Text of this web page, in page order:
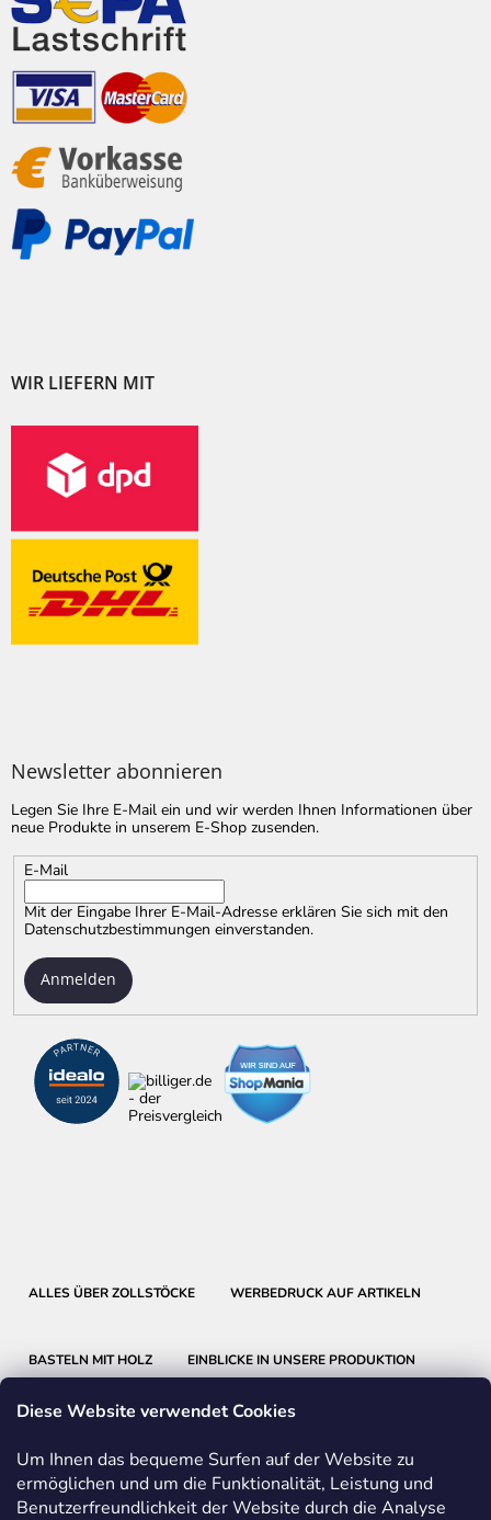
Diese Website verwendet Cookies
Um Ihnen das bequeme Surfen auf der Website zu
ermöglichen und um die Funktionalität, Leistung und
Benutzerfreundlichkeit der Website durch die Analyse
WIR LIEFERN MIT
Newsletter abonnieren
Legen Sie Ihre E-Mail ein und wir werden Ihnen Informationen über
neue Produkte in unserem E-Shop zusenden.
E-Mail
Mit der Eingabe Ihrer E-Mail-Adresse erklären Sie sich mit den
Datenschutzbestimmungen einverstanden.
Anmelden
ALLES ÜBER ZOLLSTÖCKE WERBEDRUCK AUF ARTIKELN
BASTELN MIT HOLZ EINBLICKE IN UNSERE PRODUKTION